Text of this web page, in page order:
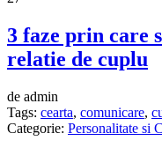
3 faze prin care
relatie de cuplu
de admin
Tags: cearta, comunicare,
Categorie: Personalitate si